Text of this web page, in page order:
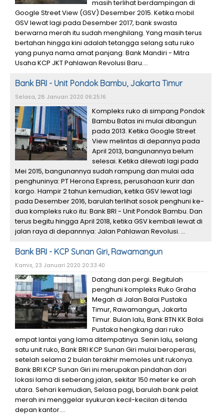
masih terlihat berdampingan di
Google Street View (GSV) Desember 2015. Ketika mobil
GSV lewat lagi pada Desember 2017, bank swasta
berwarna merah itu sudah menghilang. Yang masih terus
bertahan hingga kini adalah tetangga selang satu ruko
yang punya nama amat panjang: Bank Mandiri - Mitra
Usaha KCP JKT Pahlawan Revolusi Baru....
Bank BRI - Unit Pondok Bambu, Jakarta Timur
Selasa, 28 Januari 2020 06:25:16
Kompleks ruko di simpang Pondok
Bambu Batas ini mulai dibangun
pada 2013. Ketika Google Street
View melintas di depannya pada
April 2013, bangunannya belum
selesai. Ketika dilewati lagi pada
Mei 2015, bangunannya sudah rampung dan mulai ada
penghuninya: PT Herona Express, perusahaan kurir dan
kargo. Hampir 2 tahun kemudian, ketika GSV lewat lagi
pada Desember 2016, barulah terlihat sosok penghuni ke-
dua kompleks ruko itu: Bank BRI - Unit Pondok Bambu. Dan
terus begitu hingga April 2018, ketika GSV kembali lewat di
jalan raya di depannnya: Jalan Pahlawan Revolusi. ...
Bank BRI - KCP Sunan Giri, Rawamangun
Kamis, 23 Januari 2020 20:33:40
Datang dan pergi. Begitulah
penghuni kompleks Ruko Graha
Megah di Jalan Balai Pustaka
Timur, Rawamangun, Jakarta
Timur. Bulan lalu, Bank BTN KK Balai
Pustaka hengkang dari ruko
empat lantai yang lama ditempatinya. Senin lalu, selang
satu unit ruko, Bank BRI KCP Sunan Giri mulai beroperasi,
setelah selama 2 bulan terakhir memoles unit rukonya.
Bank BRI KCP Sunan Giri ini merupakan pindahan dari
lokasi lama di seberang jalan, sekitar 150 meter ke arah
utara. Sehari kemudian, Selasa pagi, barulah bank pelat
merah ini menggelar syukuran kecil-kecilan di tenda
depan kantor....